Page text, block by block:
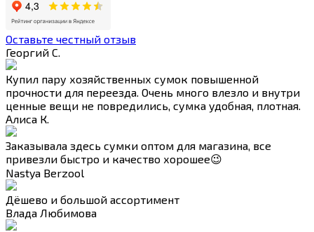
Оставьте честный отзыв
Георгий С.
Купил пару хозяйственных сумок повышенной
прочности для переезда. Очень много влезло и внутри
ценные вещи не повредились, сумка удобная, плотная.
Алиса К.
Заказывала здесь сумки оптом для магазина, все
привезли быстро и качество хорошее😉
Nastya Berzool
Дёшево и большой ассортимент
Влада Любимова